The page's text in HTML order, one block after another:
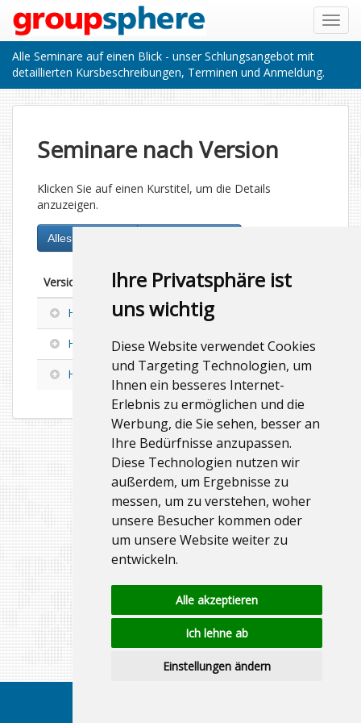
Ihre Privatsphäre ist
uns wichtig
Diese Website verwendet Cookies
und Targeting Technologien, um
Ihnen ein besseres Internet-
Erlebnis zu ermöglichen und die
Werbung, die Sie sehen, besser an
Ihre Bedürfnisse anzupassen.
Diese Technologien nutzen wir
außerdem, um Ergebnisse zu
messen, um zu verstehen, woher
unsere Besucher kommen oder
um unsere Website weiter zu
entwickeln.
Alle akzeptieren
Ich lehne ab
Einstellungen ändern
Alle Seminare auf einen Blick - unser Schlungsangebot mit
detaillierten Kursbeschreibungen, Terminen und Anmeldung.
Seminare nach Version
Klicken Sie auf einen Kurstitel, um die Details
anzuzeigen.
Alles zuklappen
Version Thema Kurstitel
Kurscode
HCL Notes Domino 14.5
HCL Notes Domino 14.0
HCL Notes Domino 12.0